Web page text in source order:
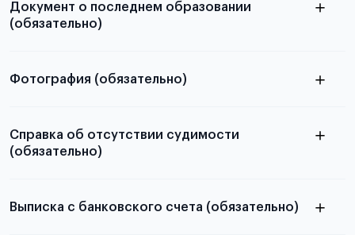
Документ о последнем образовании
(обязательно)
абитуриентов, изложена в статье.
Фотография (обязательно)
Справка об отсутствии судимости
(обязательно)
Выписка с банковского счета (обязательно)